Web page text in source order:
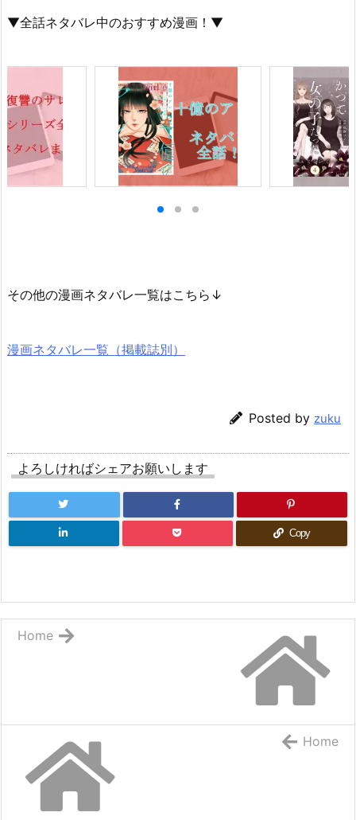
▼全話ネタバレ中のおすすめ漫画！▼
その他の漫画ネタバレ一覧はこちら↓
漫画ネタバレ一覧（掲載誌別）
Posted by zuku
よろしければシェアお願いします
Copy
Home
Home